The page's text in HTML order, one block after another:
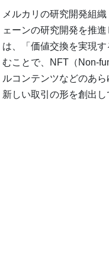
メルカリの研究開発組
ェーンの研究開発を推
は、「価値交換を実現
むことで、NFT（Non-
ルコンテンツなどのあ
新しい取引の形を創出し